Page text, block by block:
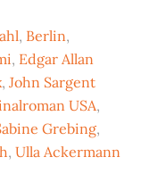
, Berlin,
, Edgar Allan
,John Sargent
USA,
Grebing,
,Ulla Ackermann